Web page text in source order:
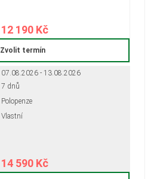
12 190 Kč
Zvolit termín
07.08.2026 - 13.08.2026
7 dnů
Polopenze
Vlastní
14 590 Kč